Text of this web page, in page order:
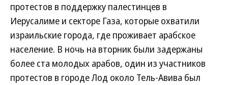
протестов в поддержку палестинцев в
Иерусалиме и секторе Газа, которые охватили
израильские города, где проживает арабское
население. В ночь на вторник были задержаны
более ста молодых арабов, один из участников
протестов в городе Лод около Тель-Авива был